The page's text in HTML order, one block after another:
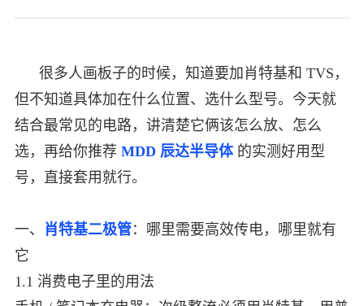
中文 英文
很多人画板子的时候，知道要加肖特基和 TVS，
但不知道具体加在什么位置、选什么型号。今天就
结合最常见的电路，讲清楚它俩该怎么放、怎么
选，再给你推荐 MDD 辰达半导体的实测好用型
号，直接套用就行。
一、 肖特基二极管：哪里需要高效传电，哪里就有
它
1.1 消费电子里的用法